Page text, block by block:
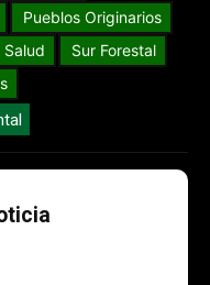
Pueblos Originarios
Salud
Sur Forestal